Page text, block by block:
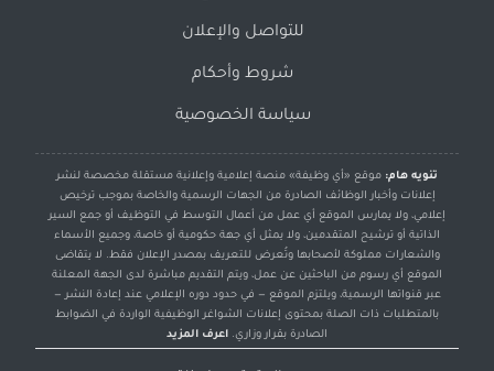
للتواصل والإعلان
شروط وأحكام
سياسة الخصوصية
تنويه هام: موقع «أي وظيفة» منصة إعلامية وإعلانية مستقلة مخصصة لنشر
إعلانات وأخبار الوظائف الصادرة من الجهات الرسمية والخاصة بموجب ترخيص
إعلامي، ولا يمارس الموقع أي عمل من أعمال التوسط في التوظيف أو جمع السير
الذاتية أو ترشيح المتقدمين، ولا يمثل أي جهة حكومية أو خاصة، وجميع الأسماء
والشعارات مملوكة لأصحابها وتُعرض للتعريف بمصدر الإعلان فقط. لا يتقاضى
الموقع أي رسوم من الباحثين عن عمل، ويتم التقديم مباشرة لدى الجهة المعلنة
عبر قنواتها الرسمية، ويلتزم الموقع — في حدود دوره الإعلامي عند إعادة النشر —
بالمتطلبات ذات الصلة بمحتوى إعلانات الشواغر الوظيفية الواردة في الضوابط
الصادرة بقرار وزاري. اعرف المزيد